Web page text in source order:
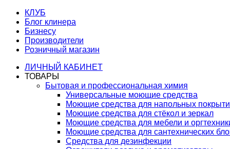
КЛУБ
Блог клинера
Бизнесу
Производители
Розничный магазин
ЛИЧНЫЙ КАБИНЕТ
ТОВАРЫ
Бытовая и профессиональная химия
Универсальные моющие средства
Моющие средства для напольных
Моющие средства для стёкол и зеркал
Моющие средства для мебели и
Моющие средства для сантехнических
Средства для дезинфекции